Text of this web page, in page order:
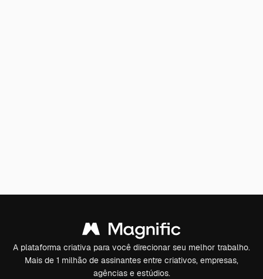
A plataforma criativa para você direcionar seu melhor trabalho.
Mais de 1 milhão de assinantes entre criativos, empresas,
agências e estúdios.